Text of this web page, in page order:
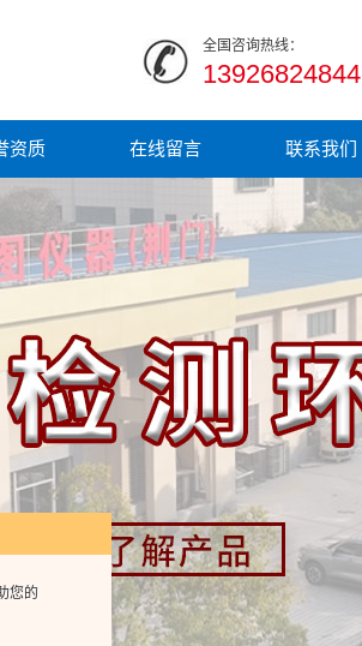
您的
全国咨询热线：
13926824844
资质 在线留言 联系我们